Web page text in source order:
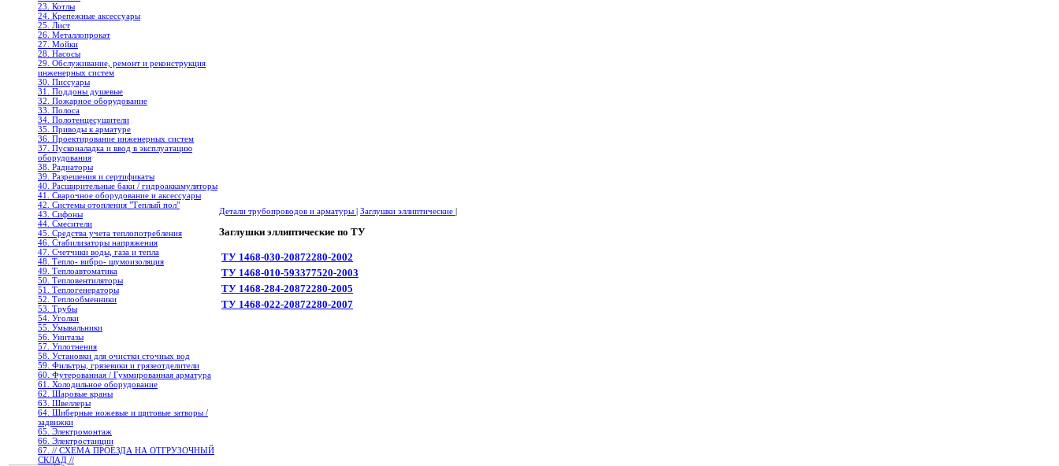
23. Котлы
24. Крепежные аксессуары
25. Лист
26. Металлопрокат
27. Мойки
28. Насосы
29. Обслуживание, ремонт и реконструкция
инженерных систем
30. Писсуары
31. Поддоны душевые
32. Пожарное оборудование
33. Полоса
34. Полотенцесушители
35. Приводы к арматуре
36. Проектирование инженерных систем
37. Пусконаладка и ввод в эксплуатацию
оборудования
38. Радиаторы
39. Разрешения и сертификаты
40. Расширительные баки / гидроаккамуляторы
41. Сварочное оборудование и аксессуары
42. Системы отопления "Теплый пол"
43. Сифоны
44. Смесители
45. Средства учета теплопотребления
46. Стабилизаторы напряжения
47. Счетчики воды, газа и тепла
48. Тепло- вибро- шумоизоляция
49. Теплоавтоматика
50. Тепловентиляторы
51. Теплогенераторы
52. Теплообменники
53. Трубы
54. Уголки
55. Умывальники
56. Унитазы
57. Уплотнения
58. Установки для очистки сточных вод
59. Фильтры, грязевики и грязеотделители
60. Футерованная / Гуммированная арматура
61. Холодильное oборудование
62. Шаровые краны
63. Швеллеры
64. Шиберные ножевые и щитовые затворы /
задвижки
65. Электромонтаж
66. Электростанции
67. // СХЕМА ПРОЕЗДА НА ОТГРУЗОЧНЫЙ
СКЛАД //
Детали трубопроводов и арматуры | Заглушки эллиптические |
Заглушки эллиптические по ТУ
ТУ 1468-030-20872280-2002
ТУ 1468-010-593377520-2003
ТУ 1468-284-20872280-2005
ТУ 1468-022-20872280-2007